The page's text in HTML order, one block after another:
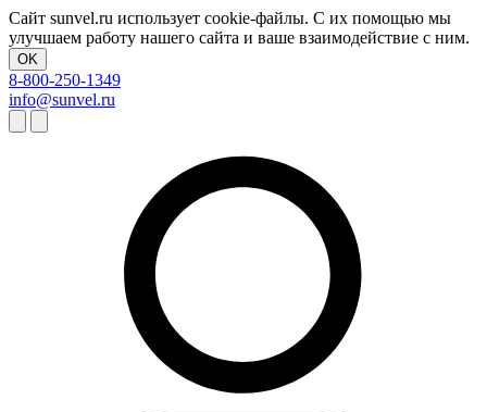
Сайт sunvel.ru использует cookie-файлы. С их помощью мы
улучшаем работу нашего сайта и ваше взаимодействие с ним.
OK
8-800-250-1349
info@sunvel.ru